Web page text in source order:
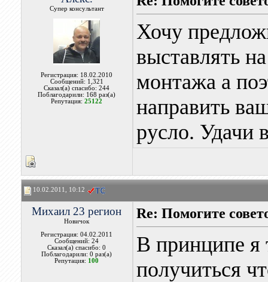
Супер консультант
Регистрация: 18.02.2010
Сообщений: 1,321
Сказал(а) спасибо: 244
Поблагодарили: 168 раз(а)
Репутация:25122
Хочу
выставлять
монтажа а
направить
русло. Удачи
10.02.2011, 10:12
Михаил 23 регион
Новичок
Регистрация: 04.02.2011
Сообщений: 24
Сказал(а) спасибо: 0
Поблагодарили: 0 раз(а)
Репутация: 100
Re: Помогите
В принципе я
получиться